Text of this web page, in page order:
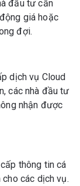
đầu tư cần
giá hoặc
đợi.
dịch vụ Cloud
các nhà đầu tư
nhận được
thông tin cá
cho các dịch vụ.